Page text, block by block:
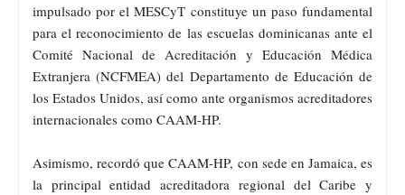
impulsado por el MESCyT constituye un paso fundamental
para el reconocimiento de las escuelas dominicanas ante el
Comité Nacional de Acreditación y Educación Médica
Extranjera (NCFMEA) del Departamento de Educación de
los Estados Unidos, así como ante organismos acreditadores
internacionales como CAAM-HP.
Asimismo, recordó que CAAM-HP, con sede en Jamaica, es
la principal entidad acreditadora regional del Caribe y